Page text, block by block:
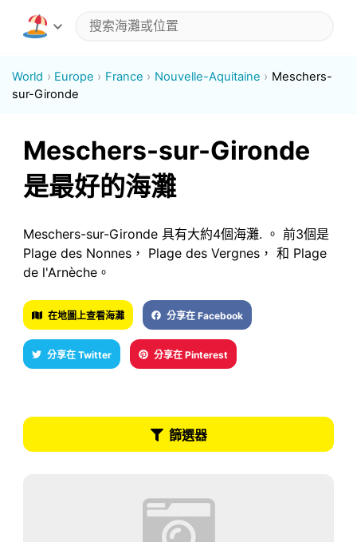
World Europe France Nouvelle-Aquitaine
Meschers-
sur-Gironde
Meschers-sur-Gironde
是最好的海灘
Meschers-sur-Gironde 具有大約4個海灘. 。 前3個是
Plage des Nonnes， Plage des Vergnes， 和 Plage
de l'Arnèche。
在地圖上查看海灘 分享在 Facebook
分享在 Twitter 分享在 Pinterest
篩選器